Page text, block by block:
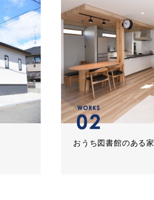
おうち図書館のある家